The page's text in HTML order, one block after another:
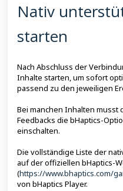
Nativ
starten
Nach Abschluss der
Inhalte starten, um sofort
passend zu den jeweiligen
Bei manchen Inhalten musst
Feedbacks die bHaptics-
einschalten.
Die vollständige Liste der
auf der offiziellen bHaptics-
(https://www.bhaptics.com/
von bHaptics Player.